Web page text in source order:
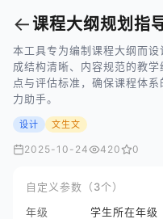
←课程大纲规划指
本工具专为编制课程大纲而
成结构清晰、内容规范的教
点与评估标准，确保课程体
力助手。
设计 文生文
2025-10-24 420 0
自定义参数（3个）
年级
学生所在年级